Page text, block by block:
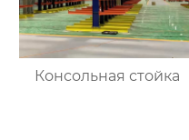
Консольная стойка